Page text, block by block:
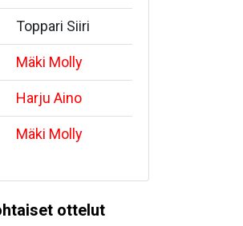
Toppari Siiri
Mäki Molly
Harju Aino
Mäki Molly
ottelut